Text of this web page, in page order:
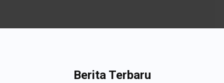
Berita Terbaru